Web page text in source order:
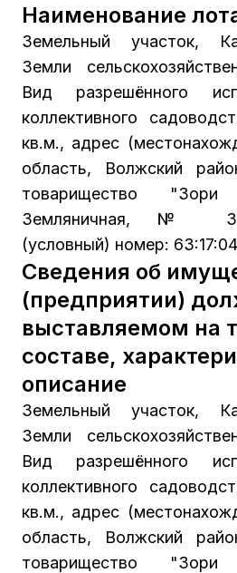
Наименование
Земельный участок,
Земли
Вид разрешённого
коллективного
кв.м., адрес
область, Волжский
товарищество
Земляничная, №
(условный) номер:
Сведения об
(предприятии)
выставляемом на
составе,
описание
Земельный участок,
Земли
Вид разрешённого
коллективного
кв.м., адрес
область, Волжский
товарищество